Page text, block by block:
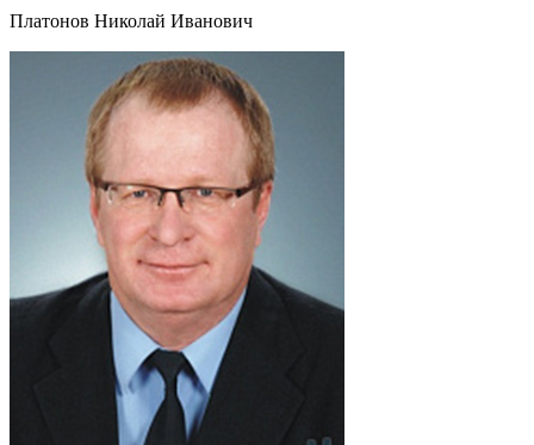
Платонов Николай Иванович